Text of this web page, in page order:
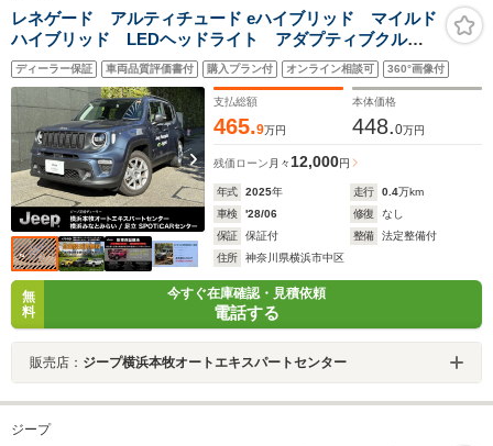
レネゲード アルティチュード eハイブリッド マイルド
ハイブリッド LEDヘッドライト アダプティブクルコ
ン レザーシート シート&ステアリングヒーター デュ
アルペインパノラミックサンルーフ 10.1インチUコネク
ト AppleCarPlay 認定中古車
ディーラー保証 車両品質評価書付 購入プラン付 オンライン相談可 360°画像付
支払総額
465.9万円
本体価格
448.0万円
残価ローン 月々 12,000円
年式 2025年 走行 0.4万km
車検
'28/06 修復
なし
保証
保証付 整備
法定整備付
住所
神奈川県横浜市中区
無
料
今すぐ在庫確認・見積依頼
電話する
販売店： ジープ横浜本牧オートエキスパートセンター
ジープ